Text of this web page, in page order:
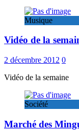
Musique
Vidéo de la
2 décembre 2012 0
Vidéo de la semaine
Société
Marché des